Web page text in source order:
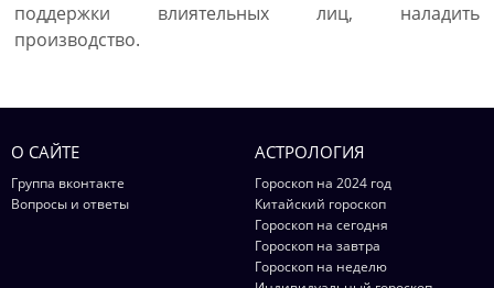
поддержки влиятельных лиц, наладить
производство.
О САЙТЕ
Группа вконтакте
Вопросы и ответы
АСТРОЛОГИЯ
Гороскоп на 2024 год
Китайский гороскоп
Гороскоп на сегодня
Гороскоп на завтра
Гороскоп на неделю